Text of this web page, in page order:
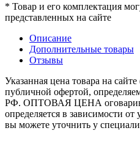
* Товар и его комплектация
представленных на сайте
Описание
Дополнительные товары
Отзывы
Указанная цена товара на
публичной офертой,
РФ. ОПТОВАЯ ЦЕНА
определяется в зависимости
вы можете уточнить у